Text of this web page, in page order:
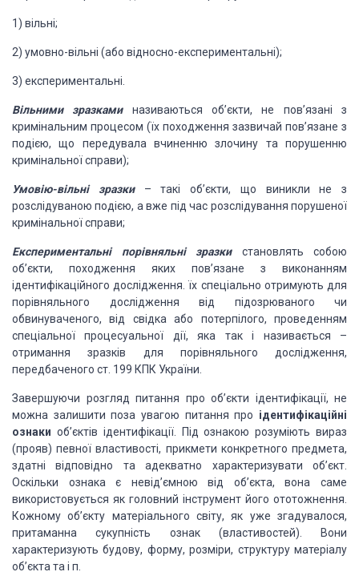
1) вільні;
2) умовно-вільні (або відносно-експериментальні);
3) експериментальні.
Вільними зразками називаються об’єкти, не пов’язані з
кримінальним процесом (їх походження зазвичай пов’язане з
подією, що передувала вчиненню злочину та порушенню
кримінальної справи);
Умовію-вільні зразки – такі об’єкти, що виникли не з
розслідуваною подією, а вже під час розслідування порушеної
кримінальноїсправи;
Експериментальніпорівняльні зразки становлять собою
об’єкти, походження яких пов’язане з виконанням
ідентифікаційного дослідження. їх спеціально отримують для
порівняльного дослідження від підозрюваного чи
обвинуваченого, від свідка або потерпілого, проведенням
спеціальної процесуальної дії, яка так і називається –
отримання зразків для порівняльного дослідження,
передбаченого ст. 199 КПК України.
Завершуючи розгляд питання про об’єкти ідентифікації, не
можна залишити поза увагою питання про ідентифікаційні
ознаки об’єктів ідентифікації. Під ознакою розуміють вираз
(прояв) певної властивості, прикмети конкретного предмета,
здатні відповідно та адекватно характеризувати об’єкт.
Оскільки ознака є невід’ємною від об’єкта, вона саме
використовується як головний інструмент його ототожнення.
Кожному об’єкту матеріального світу, як уже згадувалося,
притаманна сукупність ознак(властивостей). Вони
характеризують будову, форму, розміри, структуру матеріалу
об’єкта та і п.